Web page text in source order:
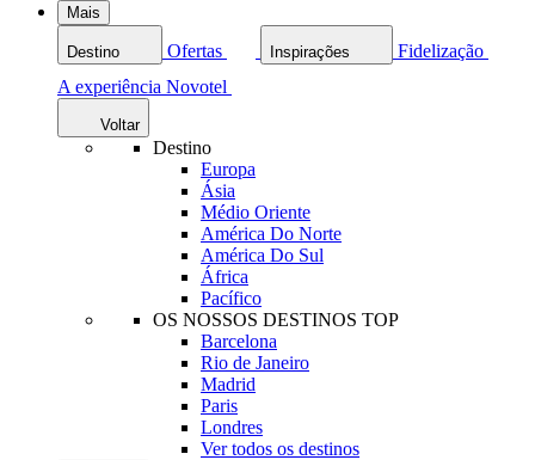
Mais
Destino Ofertas Inspirações
Fidelização
A experiência Novotel
Voltar
Destino
Europa
Ásia
Médio Oriente
América Do Norte
América Do Sul
África
Pacífico
OS NOSSOS DESTINOS TOP
Barcelona
Rio de Janeiro
Madrid
Paris
Londres
Ver todos os destinos